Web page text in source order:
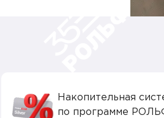
Накопительная
по программе